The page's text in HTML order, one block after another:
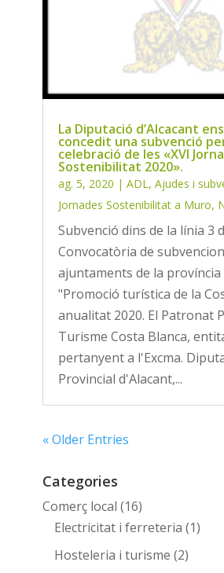
La Diputació d’Alcacant
concedit una subvenció
celebració de les «XVI
Sostenibilitat 2020».
ag. 5, 2020 | ADL, Ajudes i
Jornades Sostenibilitat a Muro,
Subvenció dins de la línia 3
Convocatòria de
ajuntaments de la província
"Promoció turística de la
anualitat 2020. El Patronat
Turisme Costa Blanca,
pertanyent a l'Excma.
Provincial d'Alacant,...
« Older Entries
Categories
Comerç local (16)
Electricitat i ferreteria (1)
Hosteleria i turisme (2)